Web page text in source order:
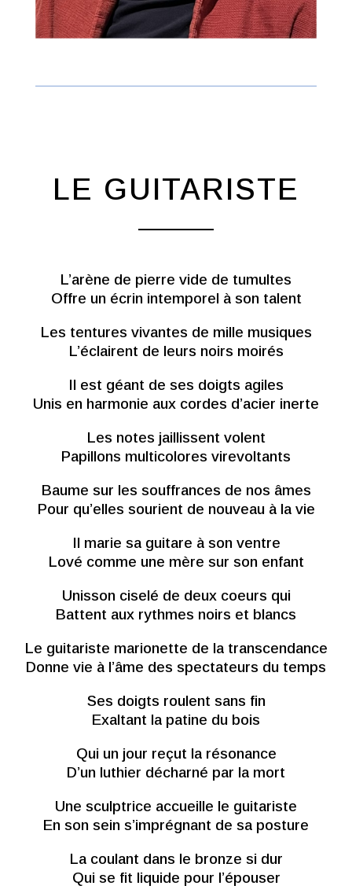
LE GUITARISTE
L’arène de pierre vide de tumultes
Offre un écrin intemporel à son talent
Les tentures vivantes de mille musiques
L’éclairent de leurs noirs moirés
Il est géant de ses doigts agiles
Unis en harmonie aux cordes d’acier inerte
Les notes jaillissent volent
Papillons multicolores virevoltants
Baume sur les souffrances de nos âmes
Pour qu’elles sourient de nouveau à la vie
Il marie sa guitare à son ventre
Lové comme une mère sur son enfant
Unisson ciselé de deux coeurs qui
Battent aux rythmes noirs et blancs
Le guitariste marionette de la transcendance
Donne vie à l’âme des spectateurs du temps
Ses doigts roulent sans fin
Exaltant la patine du bois
Qui un jour reçut la résonance
D’un luthier décharné par la mort
Une sculptrice accueille le guitariste
En son sein s’imprégnant de sa posture
La coulant dans le bronze si dur
Qui se fit liquide pour l’épouser